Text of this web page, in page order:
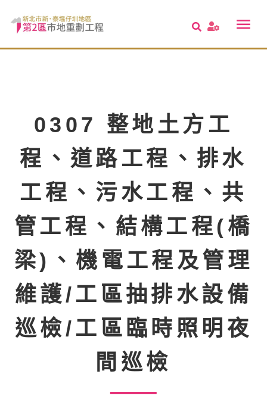
0307 整地土方工
程、道路工程、排水
工程、污水工程、共
管工程、結構工程(橋
梁)、機電工程及管理
維護/工區抽排水設備
巡檢/工區臨時照明夜
間巡檢